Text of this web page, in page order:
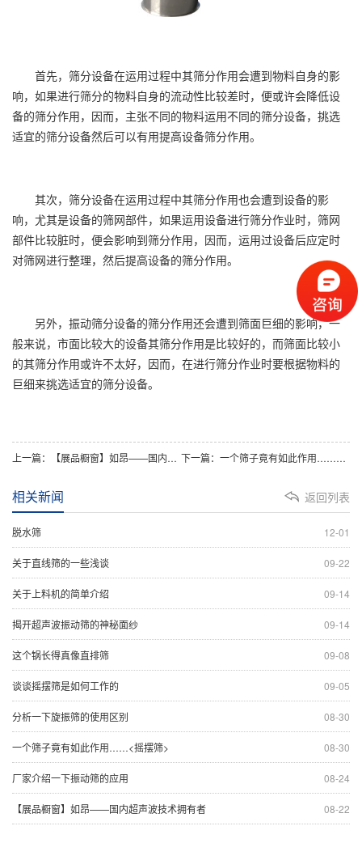
首先，筛分设备在运用过程中其筛分作用会遭到物料自身的影
响，如果进行筛分的物料自身的流动性比较差时，便或许会降低设
备的筛分作用，因而，主张不同的物料运用不同的筛分设备，挑选
适宜的筛分设备然后可以有用提高设备筛分作用。
其次，筛分设备在运用过程中其筛分作用也会遭到设备的影
响，尤其是设备的筛网部件，如果运用设备进行筛分作业时，筛网
部件比较脏时，便会影响到筛分作用，因而，运用过设备后应定时
对筛网进行整理，然后提高设备的筛分作用。
另外，振动筛分设备的筛分作用还会遭到筛面巨细的影响，一
般来说，市面比较大的设备其筛分作用是比较好的，而筛面比较小
的其筛分作用或许不太好，因而，在进行筛分作业时要根据物料的
巨细来挑选适宜的筛分设备。
上一篇：【展品橱窗】如昂——国内超声波技术拥有者 下一篇：一个筛子竟有如此作用……<摇摆筛>
返回列表
相关新闻
12-01
脱水筛
09-22
关于直线筛的一些浅谈
09-14
关于上料机的简单介绍
09-14
揭开超声波振动筛的神秘面纱
09-08
这个锅长得真像直排筛
09-05
谈谈摇摆筛是如何工作的
08-30
分析一下旋振筛的使用区别
08-30
一个筛子竟有如此作用……<摇摆筛>
08-24
厂家介绍一下振动筛的应用
08-22
【展品橱窗】如昂——国内超声波技术拥有者